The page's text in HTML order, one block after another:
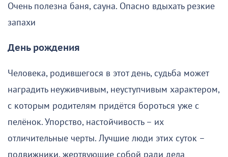
Очень полезна баня, сауна. Опасно вдыхать резкие
запахи
День рождения
Человека, родившегося в этот день, судьба может
наградить неуживчивым, неуступчивым характером,
с которым родителям придётся бороться уже с
пелёнок. Упорство, настойчивость – их
отличительные черты. Лучшие люди этих суток –
подвижники, жертвующие собой ради дела